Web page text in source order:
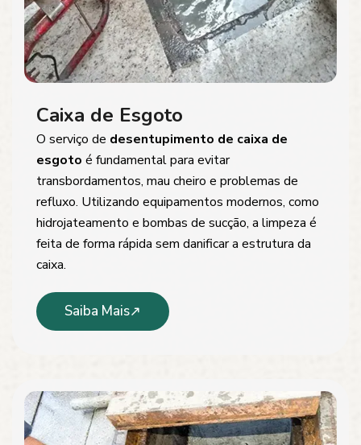
Caixa de Esgoto
O serviço de desentupimento de caixa de
esgoto é fundamental para evitar
transbordamentos, mau cheiro e problemas de
refluxo. Utilizando equipamentos modernos, como
hidrojateamento e bombas de sucção, a limpeza é
feita de forma rápida sem danificar a estrutura da
caixa.
Saiba Mais